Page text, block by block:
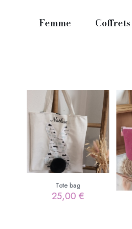
Femme Coffrets
Tote bag
25,00€